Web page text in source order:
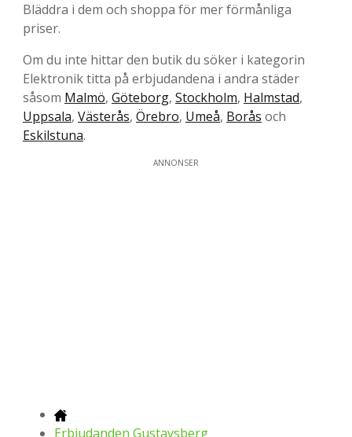
Bläddra i dem och shoppa för mer förmånliga
priser.
Om du inte hittar den butik du söker i kategorin
Elektronik titta på erbjudandena i andra städer
såsom Malmö, Göteborg, Stockholm, Halmstad,
Uppsala, Västerås, Örebro, Umeå, Borås och
Eskilstuna.
ANNONSER
Erbjudanden Gustavsberg